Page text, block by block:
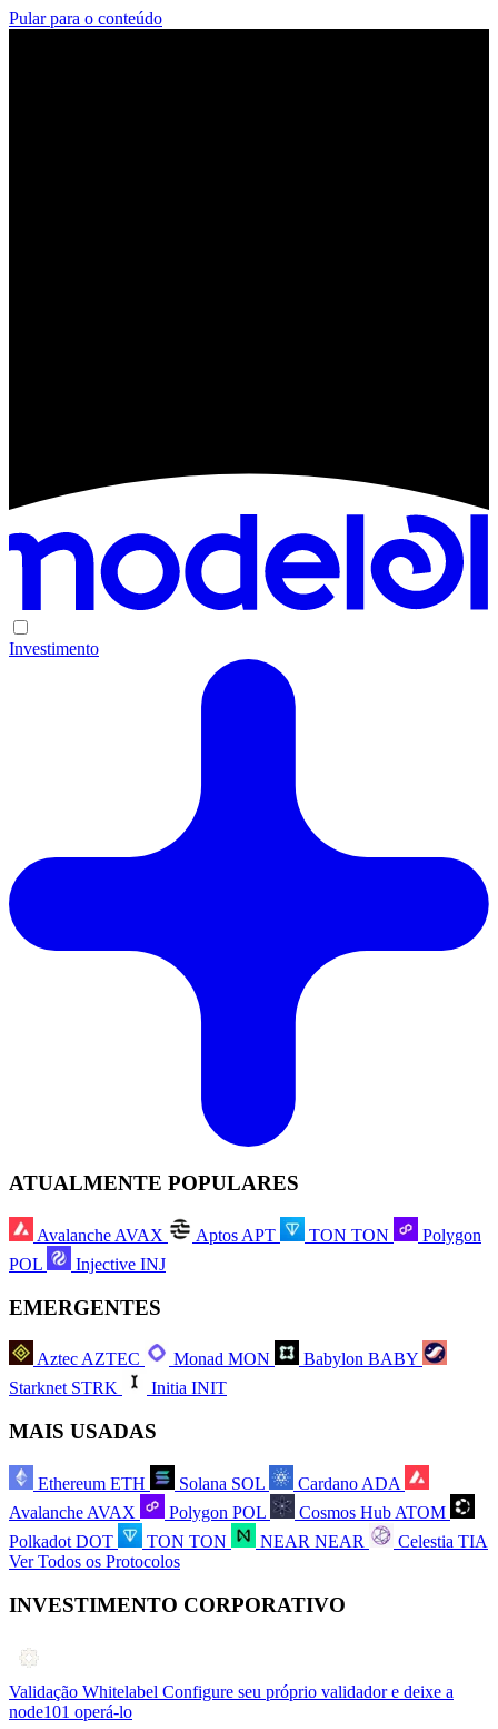
Pular para o conteúdo
Investimento
ATUALMENTE POPULARES
Avalanche AVAX Aptos APT TON TON
Polygon
POL
Injective INJ
EMERGENTES
AztecAZTEC Monad MON Babylon BABY
Starknet STRK Initia INIT
MAIS USADAS
Ethereum ETH Solana SOL Cardano ADA
Avalanche AVAX Polygon POL Cosmos Hub ATOM
Polkadot DOT TON TON NEAR NEAR Celestia TIA
Ver Todos os Protocolos
INVESTIMENTO CORPORATIVO
Validação Whitelabel Configure seu próprio validador e deixe a
node101 operá-lo